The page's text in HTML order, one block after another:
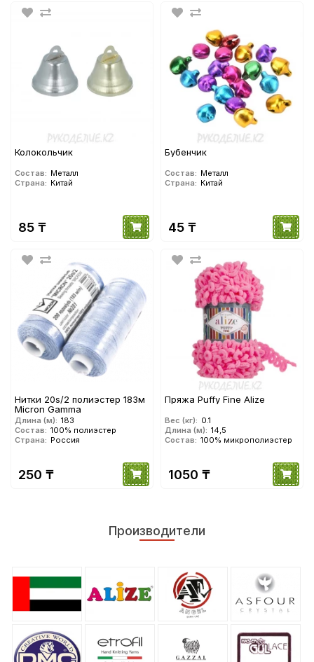
Колокольчик
Состав: Металл
Страна: Китай
85 ₸
Бубенчик
Состав: Металл
Страна: Китай
45 ₸
Нитки 20s/2 полиэстер 183м
Micron Gamma
Длина (м): 183
Состав: 100% полиэстер
Страна: Россия
250 ₸
Пряжа Puffy Fine Alize
Вес (кг): 0.1
Длина (м): 14,5
Состав: 100% микрополиэстер
1050 ₸
Производители